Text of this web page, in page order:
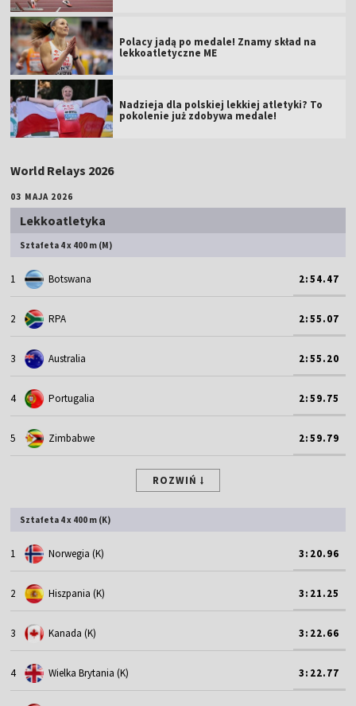
Polacy jadą po medale! Znamy skład na
lekkoatletyczne ME
Nadzieja dla polskiej lekkiej atletyki? To
pokolenie już zdobywa medale!
World Relays 2026
03 MAJA 2026
Lekkoatletyka
Sztafeta 4 x 400 m (M)
1 Botswana 2:54.47
2 RPA 2:55.07
3 Australia 2:55.20
4 Portugalia 2:59.75
5 Zimbabwe 2:59.79
ROZWIŃ
Sztafeta 4 x 400 m (K)
1 Norwegia (K) 3:20.96
2 Hiszpania (K) 3:21.25
3 Kanada (K) 3:22.66
4 Wielka Brytania (K) 3:22.77